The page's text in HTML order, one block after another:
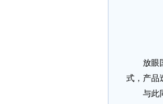
放眼国
式，产品
与此同